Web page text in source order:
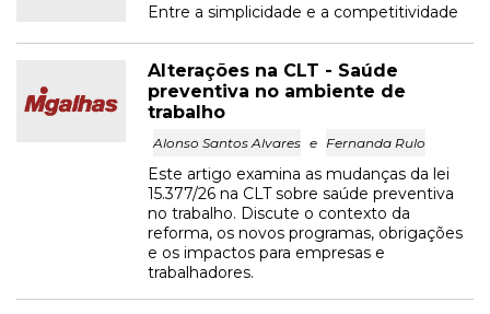
Entre a simplicidade e a competitividade
Alterações na CLT - Saúde
preventiva no ambiente de
trabalho
Alonso Santos Alvares e Fernanda Rulo
Este artigo examina as mudanças da lei
15.377/26 na CLT sobre saúde preventiva
no trabalho. Discute o contexto da
reforma, os novos programas, obrigações
e os impactos para empresas e
trabalhadores.